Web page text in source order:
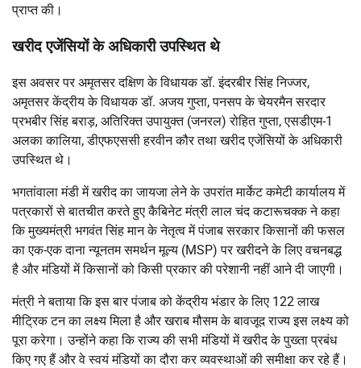
प्राप्त की।
खरीद एजेंसियों के अधिकारी उपस्थित थे
इस अवसर पर अमृतसर दक्षिण के विधायक डॉ. इंदरबीर सिंह निज्जर,
अमृतसर केंद्रीय के विधायक डॉ. अजय गुप्ता, पनसप के चेयरमैन सरदार
प्रभबीर सिंह बराड़, अतिरिक्त उपायुक्त (जनरल) रोहित गुप्ता, एसडीएम-1
अलका कालिया, डीएफएससी हरवीन कौर तथा खरीद एजेंसियों के अधिकारी
उपस्थित थे।
भगतांवाला मंडी में खरीद का जायजा लेने के उपरांत मार्केट कमेटी कार्यालय में
पत्रकारों से बातचीत करते हुए कैबिनेट मंत्री लाल चंद कटारूचक्क ने कहा
कि मुख्यमंत्री भगवंत सिंह मान के नेतृत्व में पंजाब सरकार किसानों की फसल
का एक-एक दाना न्यूनतम समर्थन मूल्य (MSP) पर खरीदने के लिए वचनबद्ध
है और मंडियों में किसानों को किसी प्रकार की परेशानी नहीं आने दी जाएगी।
मंत्री ने बताया कि इस बार पंजाब को केंद्रीय भंडार के लिए 122 लाख
मीट्रिक टन का लक्ष्य मिला है और खराब मौसम के बावजूद राज्य इस लक्ष्य को
पूरा करेगा। उन्होंने कहा कि राज्य की सभी मंडियों में खरीद के पुख्ता प्रबंध
किए गए हैं और वे स्वयं मंडियों का दौरा कर व्यवस्थाओं की समीक्षा कर रहे हैं।